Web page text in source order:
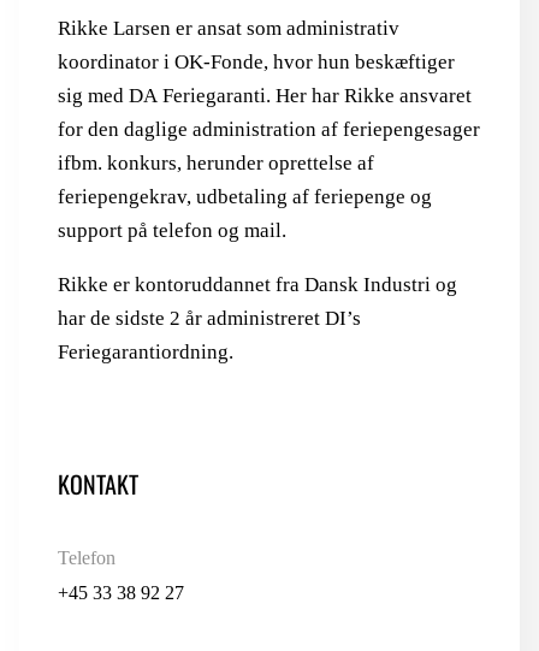
KONTAKT
Telefon
+45 33 38 92 27
Rikke Larsen er ansat som administrativ
koordinator i OK-Fonde, hvor hun beskæftiger
sig med DA Feriegaranti. Her har Rikke ansvaret
for den daglige administration af feriepengesager
ifbm. konkurs, herunder oprettelse af
feriepengekrav, udbetaling af feriepenge og
support på telefon og mail.
Rikke er kontoruddannet fra Dansk Industri og
har de sidste 2 år administreret DI’s
Feriegarantiordning.